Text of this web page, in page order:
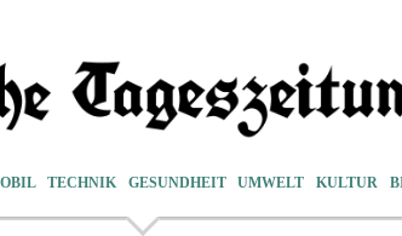
TECHNIK GESUNDHEIT UMWELT KULTUR